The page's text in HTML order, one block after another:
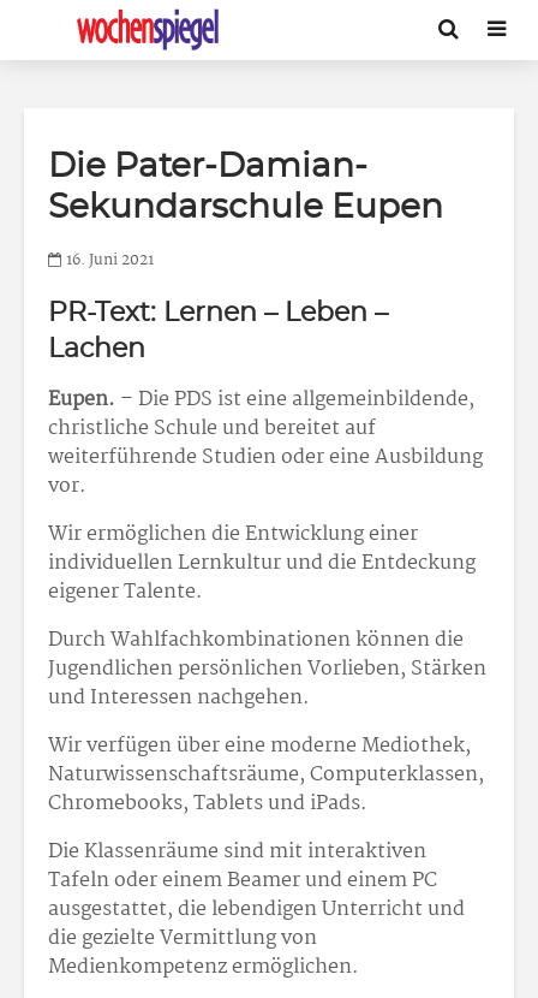
Die Pater-Damian-
Sekundarschule Eupen
16. Juni 2021
PR-Text: Lernen – Leben –
Lachen
Eupen. – Die PDS ist eine allgemeinbildende,
christliche Schule und bereitet auf
weiterführende Studien oder eine Ausbildung
vor.
Wir ermöglichen die Entwicklung einer
individuellen Lernkultur und die Entdeckung
eigener Talente.
Durch Wahlfachkombinationen können die
Jugendlichen persönlichen Vorlieben, Stärken
und Interessen nachgehen.
Wir verfügen über eine moderne Mediothek,
Naturwissenschaftsräume, Computerklassen,
Chromebooks, Tablets und iPads.
Die Klassenräume sind mit interaktiven
Tafeln oder einem Beamer und einem PC
ausgestattet, die lebendigen Unterricht und
die gezielte Vermittlung von
Medienkompetenz ermöglichen.